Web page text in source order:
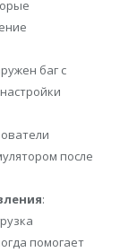
баг с
после
:
помогает